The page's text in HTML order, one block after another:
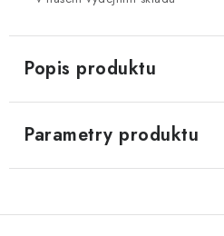
Popis produktu
Parametry produktu